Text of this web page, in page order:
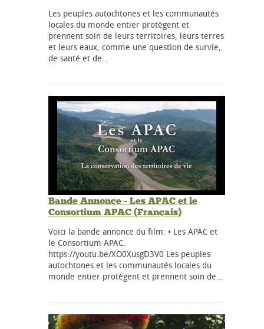
Les peuples autochtones et les communautés
locales du monde entier protègent et
prennent soin de leurs territoires, leurs terres
et leurs eaux, comme une question de survie,
de santé et de…
Bande Annonce - Les APAC et le
Consortium APAC (Français)
Voici la bande annonce du film: • Les APAC et
le Consortium APAC.
https://youtu.be/XO0XusgD3V0 Les peuples
autochtones et les communautés locales du
monde entier protègent et prennent soin de…